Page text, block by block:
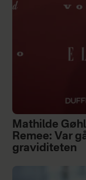
Mathilde
Remee: Var
graviditeten